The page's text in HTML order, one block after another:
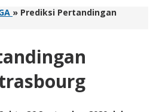
» Prediksi Pertandingan